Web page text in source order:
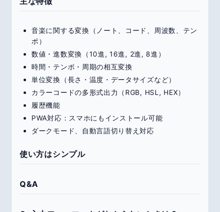
音楽に関する変換（ノート、コード、周波数、テン
ポ）
数値・進数変換（10進, 16進, 2進, 8進）
時間・テンポ・周期の相互変換
単位変換（長さ・温度・データサイズなど）
カラーコードの多形式出力（RGB, HSL, HEX）
履歴機能
PWA対応：スマホにもインストール可能
ダークモード、自動言語切り替え対応
使い方はシンプル
Q&A